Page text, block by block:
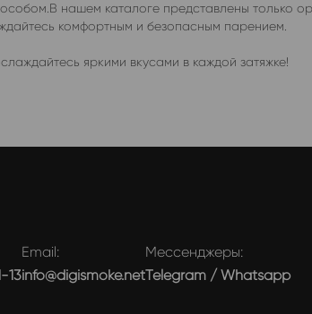
нашем каталоге представлены только
комфортным и безопасным парением.
яркими вкусами в каждой затяжке!
13
Email:
info@digismoke.net
Мессенджеры:
Telegram / Whatsapp